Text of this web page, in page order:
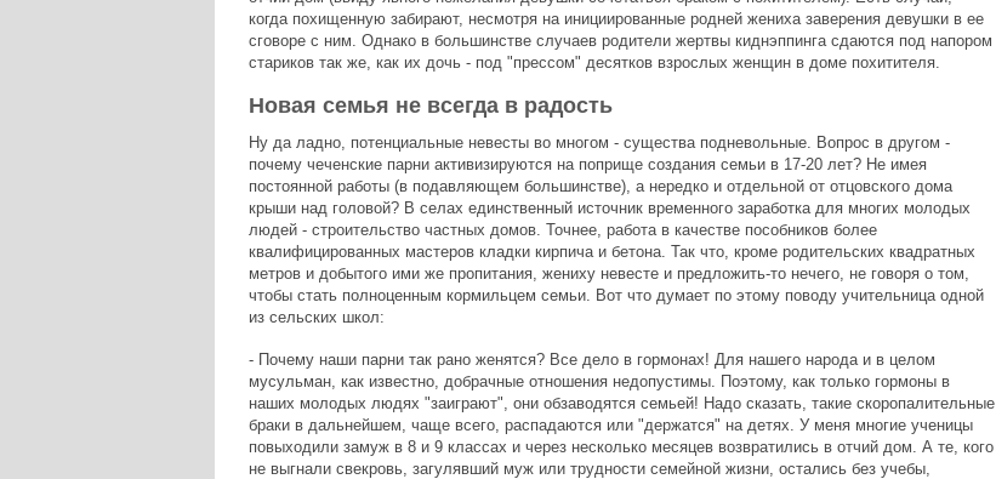
когда похищенную забирают, несмотря на инициированные родней жениха заверения девушки в ее
сговоре с ним. Однако в большинстве случаев родители жертвы киднэппинга сдаются под напором
стариков так же, как их дочь - под "прессом" десятков взрослых женщин в доме похитителя.
Новая семья не всегда в радость
Ну да ладно, потенциальные невесты во многом - существа подневольные. Вопрос в другом -
почему чеченские парни активизируются на поприще создания семьи в 17-20 лет? Не имея
постоянной работы (в подавляющем большинстве), а нередко и отдельной от отцовского дома
крыши над головой? В селах единственный источник временного заработка для многих молодых
людей - строительство частных домов. Точнее, работа в качестве пособников более
квалифицированных мастеров кладки кирпича и бетона. Так что, кроме родительских квадратных
метров и добытого ими же пропитания, жениху невесте и предложить-то нечего, не говоря о том,
чтобы стать полноценным кормильцем семьи. Вот что думает по этому поводу учительница одной
из сельских школ:
- Почему наши парни так рано женятся? Все дело в гормонах! Для нашего народа и в целом
мусульман, как известно, добрачные отношения недопустимы. Поэтому, как только гормоны в
наших молодых людях "заиграют", они обзаводятся семьей! Надо сказать, такие скоропалительные
браки в дальнейшем, чаще всего, распадаются или "держатся" на детях. У меня многие ученицы
повыходили замуж в 8 и 9 классах и через несколько месяцев возвратились в отчий дом. А те, кого
не выгнали свекровь, загулявший муж или трудности семейной жизни, остались без учебы,